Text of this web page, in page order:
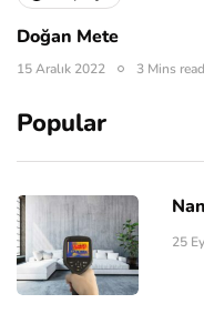
Doğan Mete
15 Aralık 2022 3 Mins read
Popular
25